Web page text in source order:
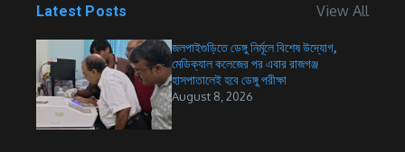
Latest Posts View All
জলপাইগুড়িতে ডেঙ্গু নির্মূলে বিশেষ উদ্যোগ,
মেডিক্যাল কলেজের পর এবার রাজগঞ্জ
হাসপাতালেই হবে ডেঙ্গু পরীক্ষা
August 8, 2026